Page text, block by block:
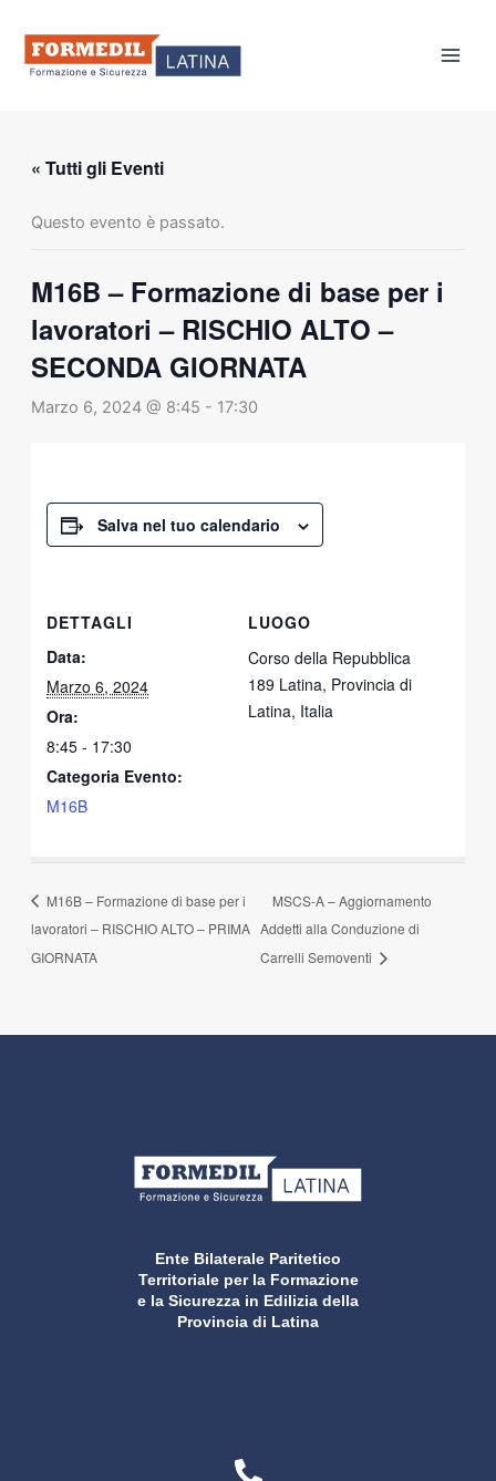
contenuto
« Tutti gli Eventi
Questo evento è passato.
M16B – Formazione di base per i
lavoratori – RISCHIO ALTO –
SECONDA GIORNATA
Marzo 6, 2024 @ 8:45 - 17:30
Salva nel tuo calendario
DETTAGLI
Data:
Marzo 6, 2024
Ora:
8:45 - 17:30
Categoria Evento:
M16B
LUOGO
Corso della Repubblica
189 Latina, Provincia di
Latina, Italia
M16B – Formazione di base per i
lavoratori – RISCHIO ALTO – PRIMA
GIORNATA
MSCS-A – Aggiornamento
Addetti alla Conduzione di
Carrelli Semoventi
Ente Bilaterale Paritetico
Territoriale per la Formazione
e la Sicurezza in Edilizia della
Provincia di Latina